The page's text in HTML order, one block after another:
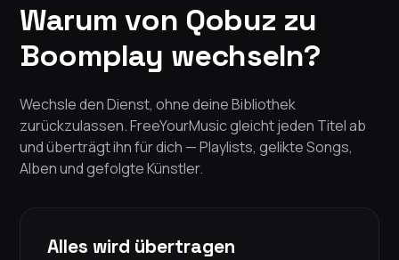
Warum von Qobuz zu
Boomplay wechseln?
Wechsle den Dienst, ohne deine Bibliothek
zurückzulassen. FreeYourMusic gleicht jeden Titel ab
und überträgt ihn für dich — Playlists, gelikte Songs,
Alben und gefolgte Künstler.
Alles wird übertragen